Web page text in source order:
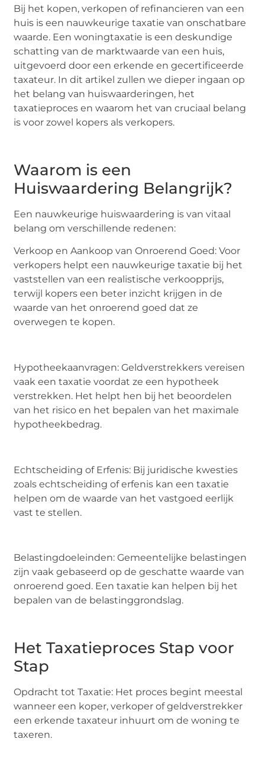
Bij het kopen, verkopen of refinancieren van een
huis is een nauwkeurige taxatie van onschatbare
waarde. Een woningtaxatie is een deskundige
schatting van de marktwaarde van een huis,
uitgevoerd door een erkende en gecertificeerde
taxateur. In dit artikel zullen we dieper ingaan op
het belang van huiswaarderingen, het
taxatieproces en waarom het van cruciaal belang
is voor zowel kopers als verkopers.
Waarom is een
Huiswaardering Belangrijk?
Een nauwkeurige huiswaardering is van vitaal
belang om verschillende redenen:
Verkoop en Aankoop van Onroerend Goed: Voor
verkopers helpt een nauwkeurige taxatie bij het
vaststellen van een realistische verkoopprijs,
terwijl kopers een beter inzicht krijgen in de
waarde van het onroerend goed dat ze
overwegen te kopen.
Hypotheekaanvragen: Geldverstrekkers vereisen
vaak een taxatie voordat ze een hypotheek
verstrekken. Het helpt hen bij het beoordelen
van het risico en het bepalen van het maximale
hypotheekbedrag.
Echtscheiding of Erfenis: Bij juridische kwesties
zoals echtscheiding of erfenis kan een taxatie
helpen om de waarde van het vastgoed eerlijk
vast te stellen.
Belastingdoeleinden: Gemeentelijke belastingen
zijn vaak gebaseerd op de geschatte waarde van
onroerend goed. Een taxatie kan helpen bij het
bepalen van de belastinggrondslag.
Het Taxatieproces Stap voor
Stap
Opdracht tot Taxatie: Het proces begint meestal
wanneer een koper, verkoper of geldverstrekker
een erkende taxateur inhuurt om de woning te
taxeren.